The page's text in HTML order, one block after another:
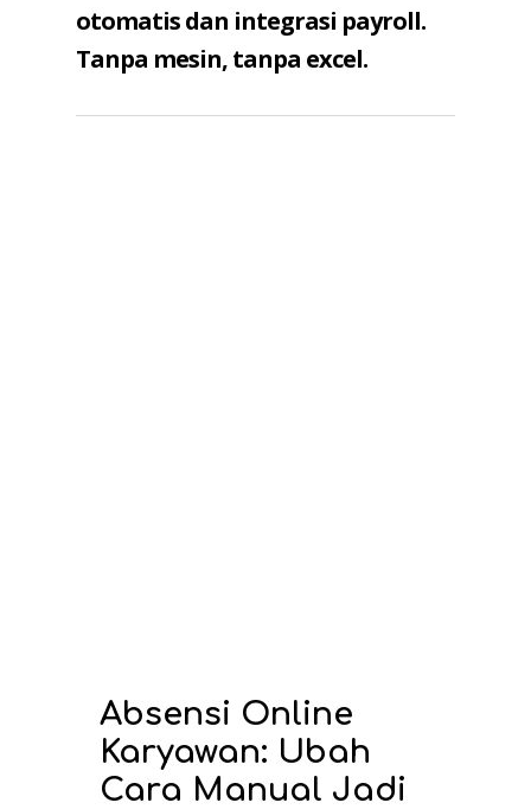
otomatis dan integrasi payroll.
Tanpa mesin, tanpa excel.
Absensi Online
Karyawan: Ubah
Cara Manual Jadi